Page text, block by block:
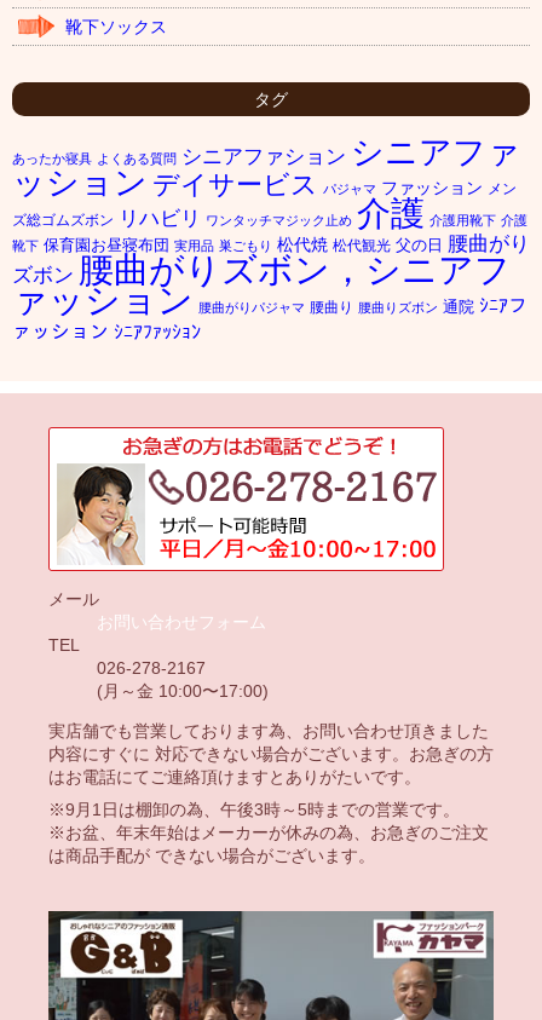
靴下ソックス
タグ
あったか寝具 よくある質問 シニアファション シニアファ
ッション デイサービス パジャマ ファッション メン
ズ総ゴムズボン
リハビリ ワンタッチマジック止め 介護 介護用靴下 介護
靴下 保育園お昼寝布団 実用品 巣ごもり 松代焼 松代観光 父の日 腰曲がり
ズボン 腰曲がりズボン，シニアフ
ァッション 腰曲がりパジャマ 腰曲り 腰曲りズボン 通院 ｼﾆｱフ
ァッション ｼﾆｱﾌｧｯｼｮﾝ
メール
お問い合わせフォーム
TEL
026-278-2167
(月～金 10:00〜17:00)
実店舗でも営業しております為、お問い合わせ頂きました
内容にすぐに 対応できない場合がございます。お急ぎの方
はお電話にてご連絡頂けますとありがたいです。
※9月1日は棚卸の為、午後3時～5時までの営業です。
※お盆、年末年始はメーカーが休みの為、お急ぎのご注文
は商品手配が できない場合がございます。